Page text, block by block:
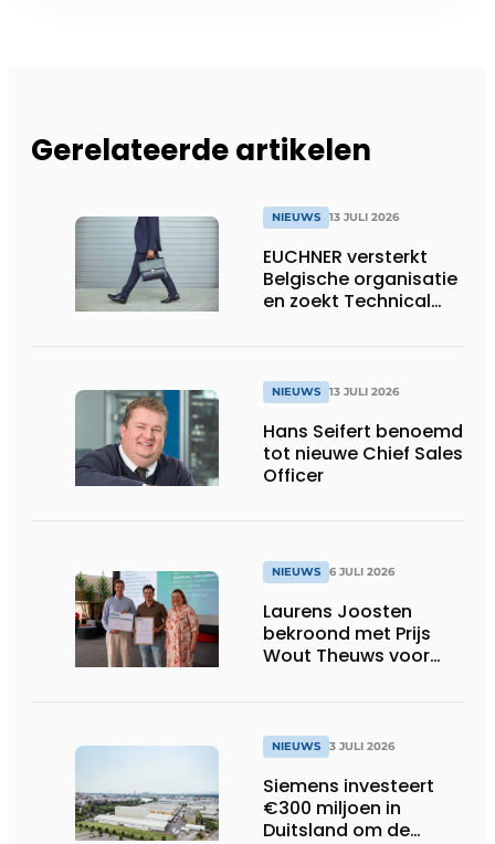
Gerelateerde artikelen
NIEUWS 13 JULI 2026
EUCHNER versterkt
Belgische organisatie
en zoekt Technical
NIEUWS 13 JULI 2026
Hans Seifert benoemd
tot nieuwe Chief Sales
Officer
NIEUWS 6 JULI 2026
Laurens Joosten
bekroond met Prijs
Wout Theuws voor
NIEUWS 3 JULI 2026
Siemens investeert
€300 miljoen in
Duitsland om de